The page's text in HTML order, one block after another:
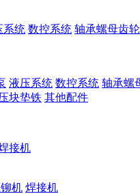
系统 数控系统 轴承螺母齿轮
液压系统 数控系统 轴承螺
块垫铁 其他配件
接机
机 焊接机